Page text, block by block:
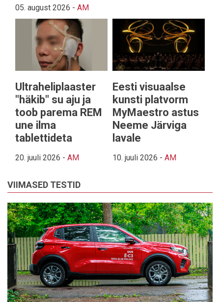
05. august 2026 - AM
Ultraheliplaaster
"häkib" su aju ja
toob parema REM
une ilma
tablettideta
20. juuli 2026 - AM
Eesti visuaalse
kunsti platvorm
MyMaestro astus
Neeme Järviga
lavale
10. juuli 2026 - AM
VIIMASED TESTID